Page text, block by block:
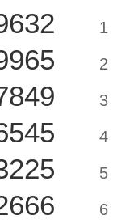
1
2
3
4
5
6